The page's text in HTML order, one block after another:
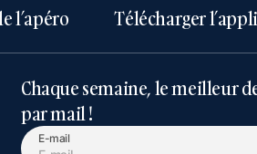
l’apéro Télécharger
Chaque semaine, le meilleur
par mail !
E-mail